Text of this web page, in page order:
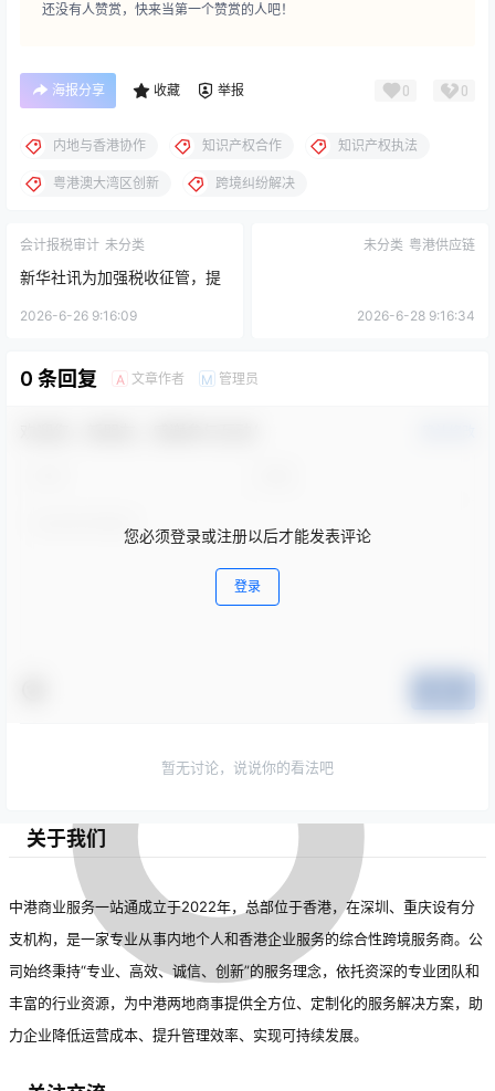
还没有人赞赏，快来当第一个赞赏的人吧！
海报分享 收藏 举报 0 0
内地与香港协作 知识产权合作 知识产权执法
粤港澳大湾区创新 跨境纠纷解决
会计报税审计 未分类
新华社讯为加强税收征管，提
升企业财务透明度，国家税务
报税审计制度，要求所有纳入
2026-6-26 9:16:09
未分类 粤港供应链
2026-6-28 9:16:34
0 条回复 A 文章作者 M 管理员
您必须登录或注册以后才能发表评论
登录
暂无讨论，说说你的看法吧
关于我们
中港商业服务一站通成立于2022年，总部位于香港，在深圳、重庆设有分
支机构，是一家专业从事内地个人和香港企业服务的综合性跨境服务商。公
司始终秉持“专业、高效、诚信、创新”的服务理念，依托资深的专业团队和
丰富的行业资源，为中港两地商事提供全方位、定制化的服务解决方案，助
力企业降低运营成本、提升管理效率、实现可持续发展。